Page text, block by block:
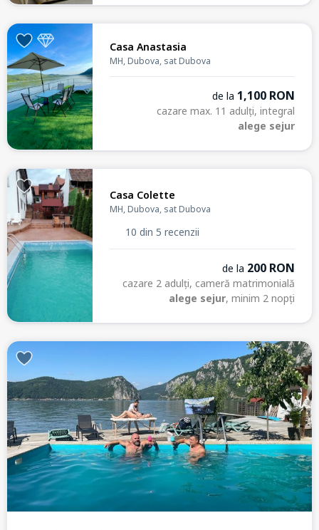
Casa Anastasia
MH, Dubova, sat Dubova
de la 1,100 RON
cazare max. 11 adulți, integral
alege sejur
Casa Colette
MH, Dubova, sat Dubova
10 din 5 recenzii
de la 200 RON
cazare 2 adulți, cameră matrimonială
alege sejur, minim 2 nopți